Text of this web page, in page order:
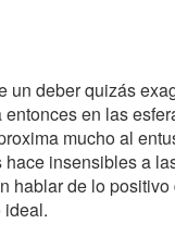
un deber quizás
en las
mucho al
insensibles a
hablar de lo
ideal.